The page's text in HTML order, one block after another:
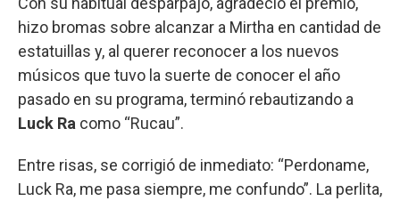
hizo bromas sobre alcanzar a Mirtha en cantidad de
estatuillas y, al querer reconocer a los nuevos
músicos que tuvo la suerte de conocer el año
pasado en su programa, terminó rebautizando a
Luck Ra como “Rucau”.
Entre risas, se corrigió de inmediato: “Perdoname,
Luck Ra, me pasa siempre, me confundo”. La perlita,